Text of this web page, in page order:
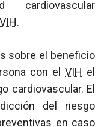
cardiovascular
VIH.
sobre el beneficio
con el VIH el
cardiovascular. El
del riesgo
en caso